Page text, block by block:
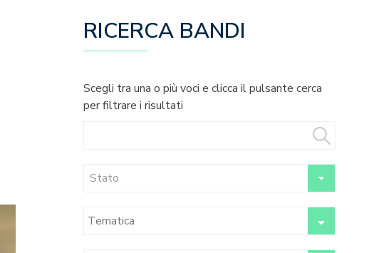
RICERCA BANDI
Scegli tra una o più voci e clicca il pulsante cerca
per filtrare i risultati
Stato